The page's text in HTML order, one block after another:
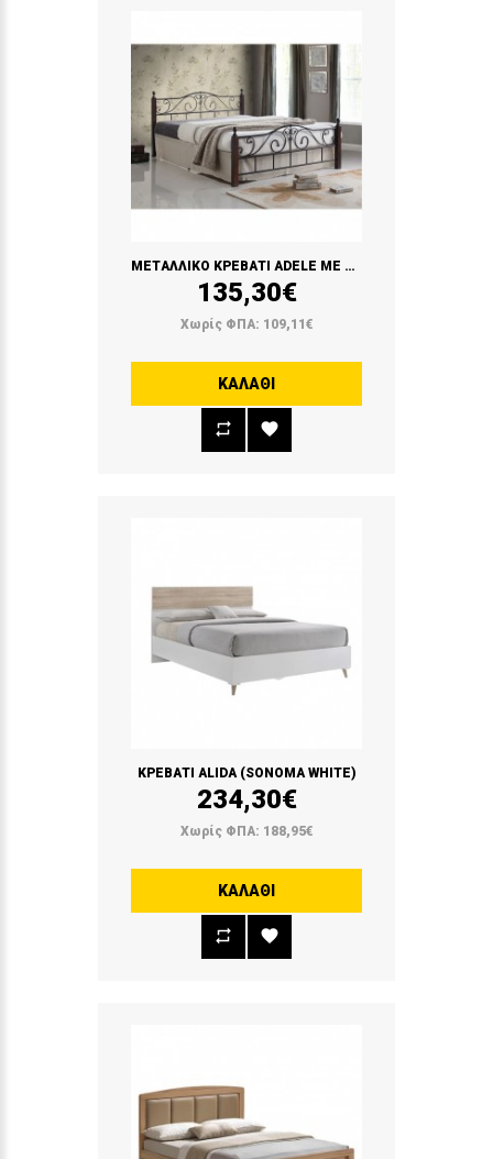
METΑΛΛΙΚΟ ΚΡΕΒΑΤΙ ADELE ΜΕ ΞΥΛΟ ( BLACK/WALNUT)
135,30€
Χωρίς ΦΠΑ: 109,11€
ΚΑΛΆΘΙ
ΚΡΕΒΑΤΙ ALIDA (SONOMA WHITE)
234,30€
Χωρίς ΦΠΑ: 188,95€
ΚΑΛΆΘΙ